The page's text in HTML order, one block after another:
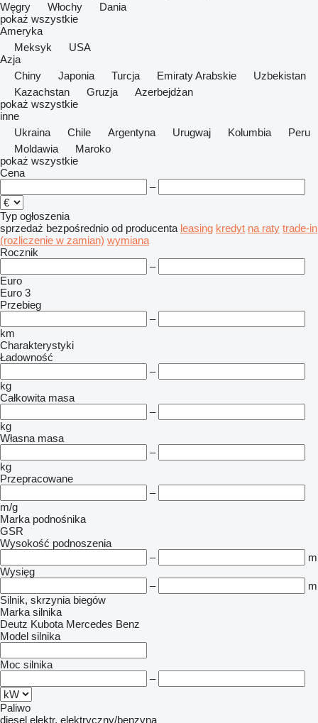
Węgry
Włochy
Dania
pokaż wszystkie
Ameryka
Meksyk
USA
Azja
Chiny
Japonia Turcja Emiraty Arabskie
Uzbekistan
Kazachstan
Gruzja
Azerbejdżan
pokaż wszystkie
inne
Ukraina
Chile Argentyna Urugwaj Kolumbia
Peru
Moldawia
Maroko
pokaż wszystkie
Cena
–
Typ ogłoszenia
sprzedaż bezpośrednio od producenta leasing kredyt na raty trade-in
(rozliczenie w zamian) wymiana
Rocznik
–
Euro
Euro 3
Przebieg
–
km
Charakterystyki
Ładowność
–
kg
Całkowita masa
–
kg
Własna masa
–
kg
Przepracowane
–
m/g
Marka podnośnika
GSR
Wysokość podnoszenia
–
m
Wysięg
–
m
Silnik, skrzynia biegów
Marka silnika
Deutz Kubota Mercedes Benz
Model silnika
Moc silnika
–
Paliwo
diesel elektr. elektryczny/benzyna